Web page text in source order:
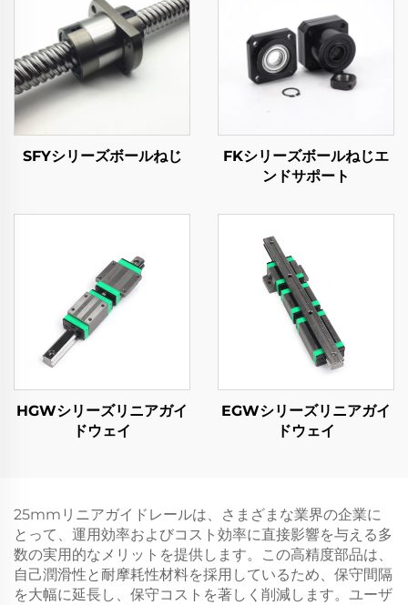
SFYシリーズボールねじ
FKシリーズボールねじエ
ンドサポート
HGWシリーズリニアガイ
ドウェイ
EGWシリーズリニアガイ
ドウェイ
25mmリニアガイドレールは、さまざまな業界の企業に
とって、運用効率およびコスト効率に直接影響を与える多
数の実用的なメリットを提供します。この高精度部品は、
自己潤滑性と耐摩耗性材料を採用しているため、保守間隔
を大幅に延長し、保守コストを著しく削減します。ユーザ